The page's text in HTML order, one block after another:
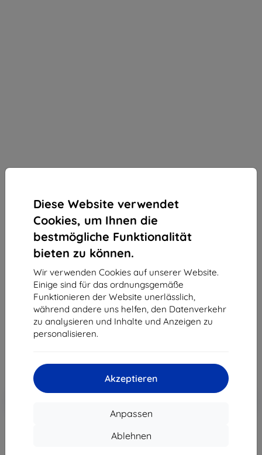
Diese Website verwendet
Cookies, um Ihnen die
bestmögliche Funktionalität
bieten zu können.
Wir verwenden Cookies auf unserer Website.
Einige sind für das ordnungsgemäße
Funktionieren der Website unerlässlich,
während andere uns helfen, den Datenverkehr
zu analysieren und Inhalte und Anzeigen zu
personalisieren.
Akzeptieren
Anpassen
Ablehnen
3MK Silver Protect+ Realme GT Neo 3T
antibakterielle Nassmontage
Geeignet für: Realme GT Neo 3T
Produktbeschreibung
12,90 €
7,12 €
ohne MWSt5,98 €
Rabatt mit Gutschein
In den